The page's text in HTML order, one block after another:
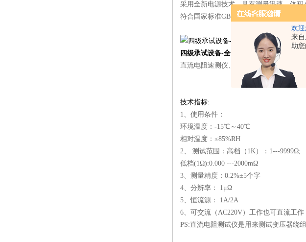
欢迎
来
助您
采用全新电源技术，具有测量迅速、体
符合国家标准GB6587-86《电子测量仪器
四级承试设备-全自动直流电阻测试仪
直流电阻速测仪、直流电阻测试仪、变
技术指标:
1、使用条件：
环境温度：-15℃～40℃
相对温度：≤85%RH
2、 测试范围：高档（1K）：1---9999Ω;
低档(1Ω):0.000 ---2000mΩ
3、测量精度：0.2%±5个字
4、分辨率： 1μΩ
5、恒流源： 1A/2A
6、可交流（AC220V）工作也可直流工作
PS:直流电阻测试仪是用来测试变压器绕